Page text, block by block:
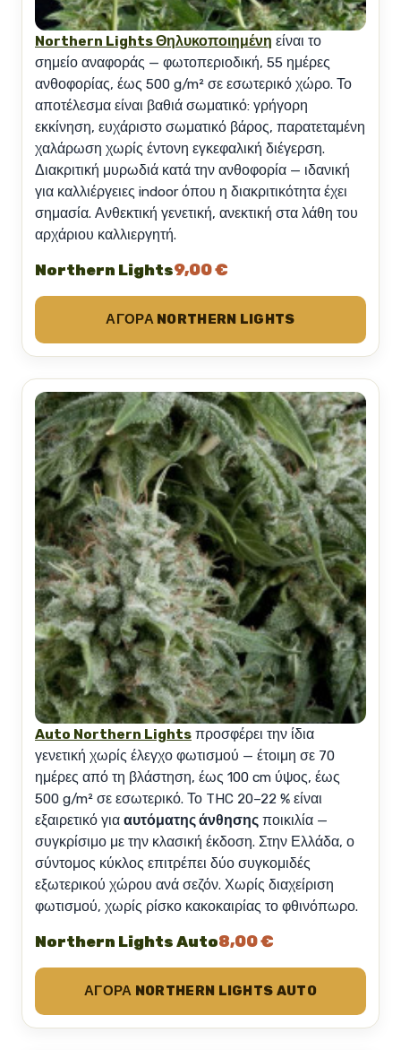
Northern Lights Θηλυκοποιημένη είναι το
σημείο αναφοράς — φωτοπεριοδική, 55 ημέρες
ανθοφορίας, έως 500 g/m² σε εσωτερικό χώρο. Το
αποτέλεσμα είναι βαθιά σωματικό: γρήγορη
εκκίνηση, ευχάριστο σωματικό βάρος, παρατεταμένη
χαλάρωση χωρίς έντονη εγκεφαλική διέγερση.
Διακριτική μυρωδιά κατά την ανθοφορία — ιδανική
για καλλιέργειες indoor όπου η διακριτικότητα έχει
σημασία. Ανθεκτική γενετική, ανεκτική στα λάθη του
αρχάριου καλλιεργητή.
Northern Lights9,00 €
ΑΓΟΡΆ NORTHERN LIGHTS
Auto Northern Lights προσφέρει την ίδια
γενετική χωρίς έλεγχο φωτισμού — έτοιμη σε 70
ημέρες από τη βλάστηση, έως 100 cm ύψος, έως
500 g/m² σε εσωτερικό. Το THC 20–22 % είναι
εξαιρετικό για αυτόματης άνθησης ποικιλία —
συγκρίσιμο με την κλασική έκδοση. Στην Ελλάδα, ο
σύντομος κύκλος επιτρέπει δύο συγκομιδές
εξωτερικού χώρου ανά σεζόν. Χωρίς διαχείριση
φωτισμού, χωρίς ρίσκο κακοκαιρίας το φθινόπωρο.
Northern Lights Auto8,00 €
ΑΓΟΡΆ NORTHERN LIGHTS AUTO